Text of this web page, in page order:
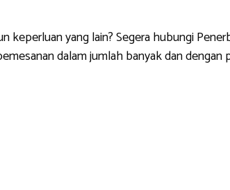
yang lain? Segera hubungi
dalam jumlah banyak dan